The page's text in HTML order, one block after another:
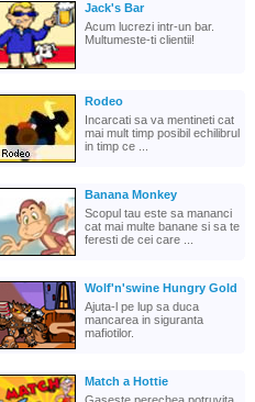
Jack's Bar
Acum lucrezi intr-un bar.
Multumeste-ti clientii!
Rodeo
Incarcati sa va mentineti cat
mai mult timp posibil echilibrul
in timp ce ...
Banana Monkey
Scopul tau este sa mananci
cat mai multe banane si sa te
feresti de cei care ...
Wolf'n'swine Hungry Gold
Ajuta-l pe lup sa duca
mancarea in siguranta
mafiotilor.
Match a Hottie